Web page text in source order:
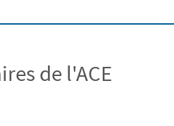
de l'ACE